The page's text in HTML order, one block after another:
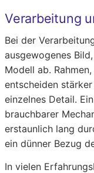
Verarbeitung
Bei der
ausgewogenes
Modell ab.
entscheiden
einzelnes Detail.
brauchbarer
erstaunlich lang
ein dünner Bezug
In vielen